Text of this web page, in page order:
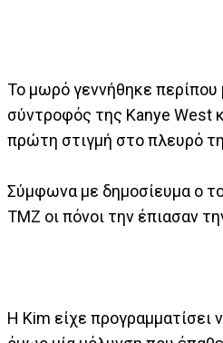
Το μωρό γεννήθηκε
σύντροφός της Kanye West
πρώτη στιγμή στο πλευρό
Σύμφωνα με δημοσίευμα ο
TMZ οι πόνοι την έπιασαν
Η Kim είχε προγραμματίσει